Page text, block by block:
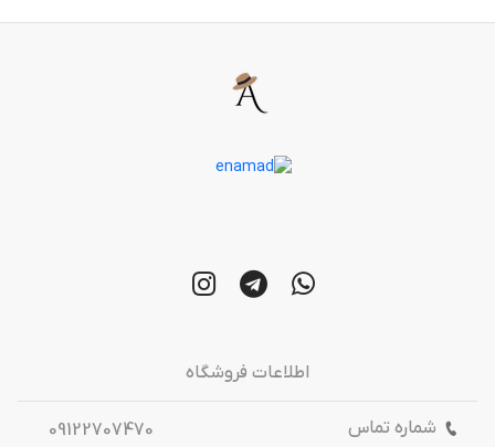
اطلاعات فروشگاه
شماره تماس
09122707470